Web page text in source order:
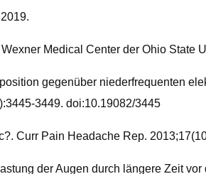
Medical Center der Ohio State
gegenüber niederfrequenten
3449. doi:10.19082/3445
Curr Pain Headache Rep.
der Augen durch längere Zeit